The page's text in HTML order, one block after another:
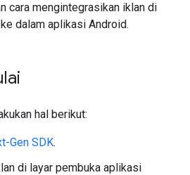
cara mengintegrasikan iklan di
dalam aplikasi Android.
hal berikut:
Gen SDK.
di layar pembuka aplikasi